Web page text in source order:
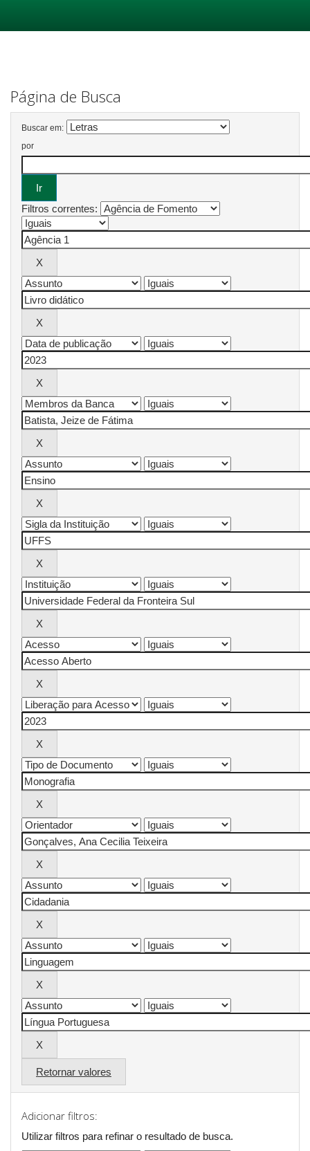
Página de Busca
Buscar em:
por
Filtros correntes:
Retornar valores
Adicionar filtros:
Utilizar filtros para refinar o resultado de busca.